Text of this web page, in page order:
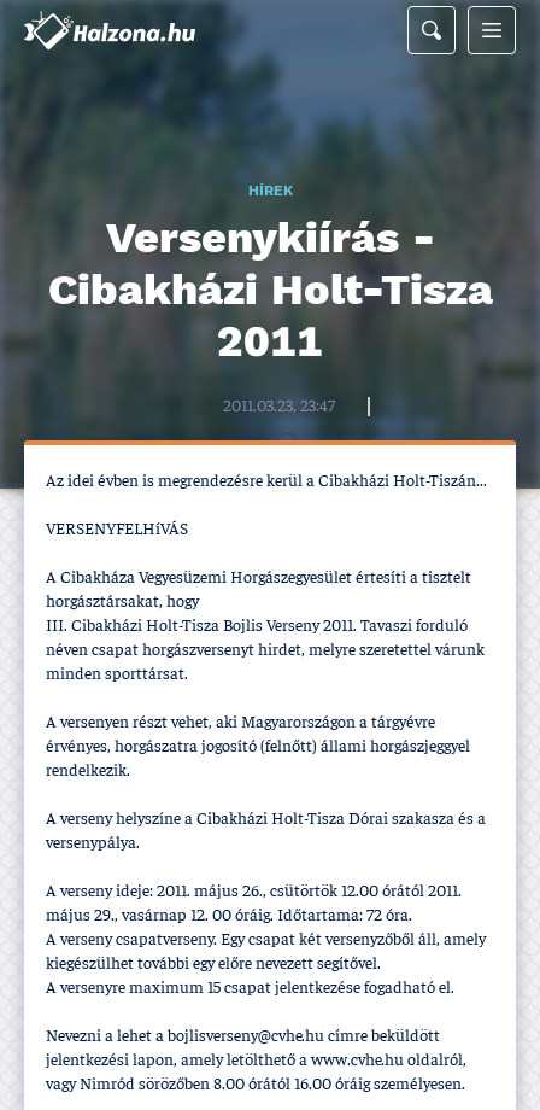
HÍREK
Versenykií­rás -
Cibakházi Holt-Tisza
2011
2011.03.23, 23:47
Az idei évben is megrendezésre kerül a Cibakházi Holt-Tiszán...
VERSENYFELHíVÁS
A Cibakháza Vegyesüzemi Horgászegyesület értesí­ti a tisztelt
horgásztársakat, hogy
III. Cibakházi Holt-Tisza Bojlis Verseny 2011. Tavaszi forduló
néven csapat horgászversenyt hirdet, melyre szeretettel várunk
minden sporttársat.
A versenyen részt vehet, aki Magyarországon a tárgyévre
érvényes, horgászatra jogosí­tó (felnőtt) állami horgászjeggyel
rendelkezik.
A verseny helyszí­ne a Cibakházi Holt-Tisza Dórai szakasza és a
versenypálya.
A verseny ideje: 2011. május 26., csütörtök 12.00 órától 2011.
május 29., vasárnap 12. 00 óráig. Időtartama: 72 óra.
A verseny csapatverseny. Egy csapat két versenyzőből áll, amely
kiegészülhet további egy előre nevezett segí­tővel.
A versenyre maximum 15 csapat jelentkezése fogadható el.
Nevezni a lehet a bojlisverseny@cvhe.hu cí­mre beküldött
jelentkezési lapon, amely letölthető a www.cvhe.hu oldalról,
vagy Nimród sörözőben 8.00 órától 16.00 óráig személyesen.